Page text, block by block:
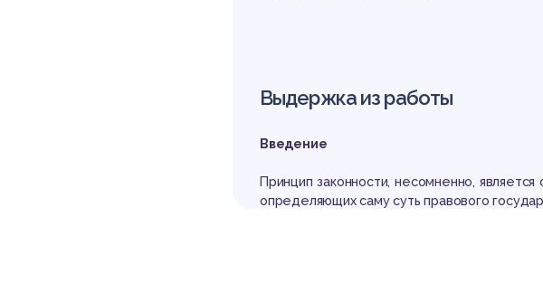
Выдержка из работы
Введение
Принцип законности, несомненно,
определяющих саму суть правового